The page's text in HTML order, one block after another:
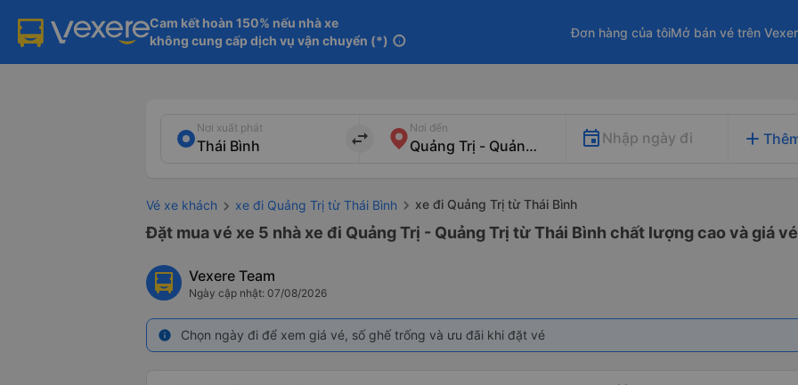
Cam kết hoàn 150% nếu nhà xe
không cung cấp dịch vụ vận chuyển (*) info
Đơn hàng của tôiMở bán vé trên
Nơi xuất phát
import_export
Nơi đến
Nhập ngày đi add
Vé xe khách xe đi Quảng Trị từ Thái Bình xe đi Quảng Trị từ Thái Bình
Đặt mua vé xe 5 nhà xe đi Quảng Trị - Quảng Trị từ Thái Bình chất lượng cao và giá
Vexere Team
Ngày cập nhật: 07/08/2026
info Chọn ngày đi để xem giá vé, số ghế trống và ưu đãi khi đặt vé